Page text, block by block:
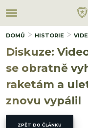
DOMŮ HISTORIE
Diskuze:
se obratně
raketám a
znovu vypálil
ZPĚT DO ČLÁNKU